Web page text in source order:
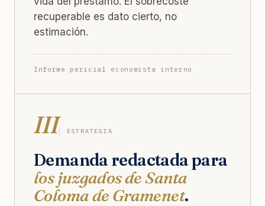
recuperable es dato cierto, no
estimación.
Informe pericial economista interno
III ESTRATEGIA
Demanda redactada para
los juzgados de Santa
Coloma de Gramenet.